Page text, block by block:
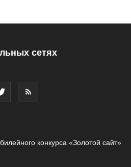
сетях
конкурса «Золотой сайт»